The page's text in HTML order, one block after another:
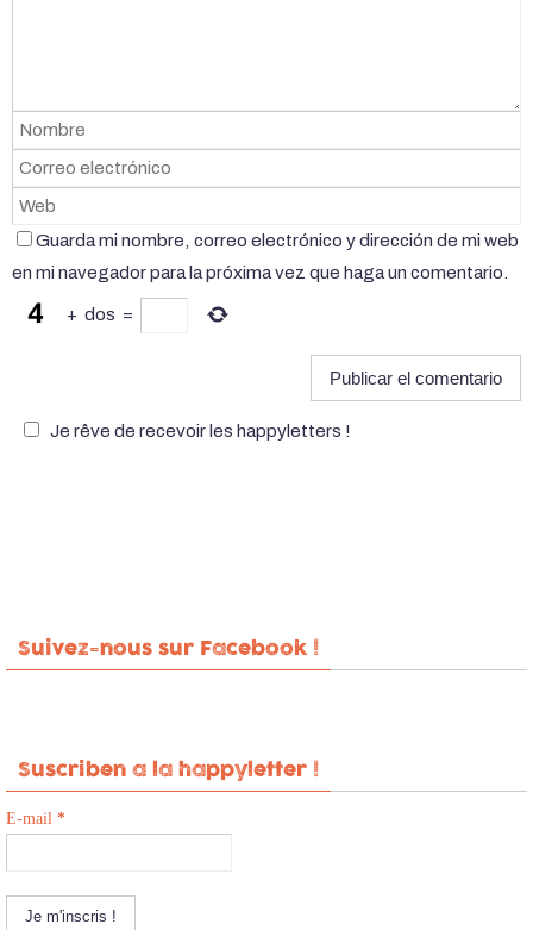
Guarda mi nombre, correo electrónico y dirección de mi web
en mi navegador para la próxima vez que haga un comentario.
+ dos =
Je rêve de recevoir les happyletters !
Suivez-nous sur Facebook !
Suscriben a la happyletter !
E-mail *